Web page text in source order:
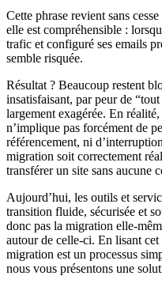
Cette phrase revient sans
elle est compréhensible :
trafic et configuré ses emails
semble risquée.
Résultat ? Beaucoup restent
insatisfaisant, par peur de
largement exagérée. En
n’implique pas forcément de
référencement, ni
migration soit correctement
transférer un site sans aucune
Aujourd’hui, les outils et
transition fluide, sécurisée et
donc pas la migration elle-
autour de celle-ci. En lisant
migration est un processus
nous vous présentons une